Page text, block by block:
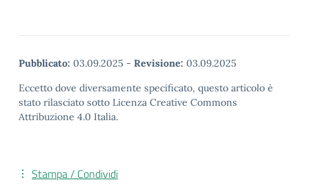
Pubblicato: 03.09.2025 - Revisione: 03.09.2025
Eccetto dove diversamente specificato, questo articolo è
stato rilasciato sotto Licenza Creative Commons
Attribuzione 4.0 Italia.
Stampa / Condividi